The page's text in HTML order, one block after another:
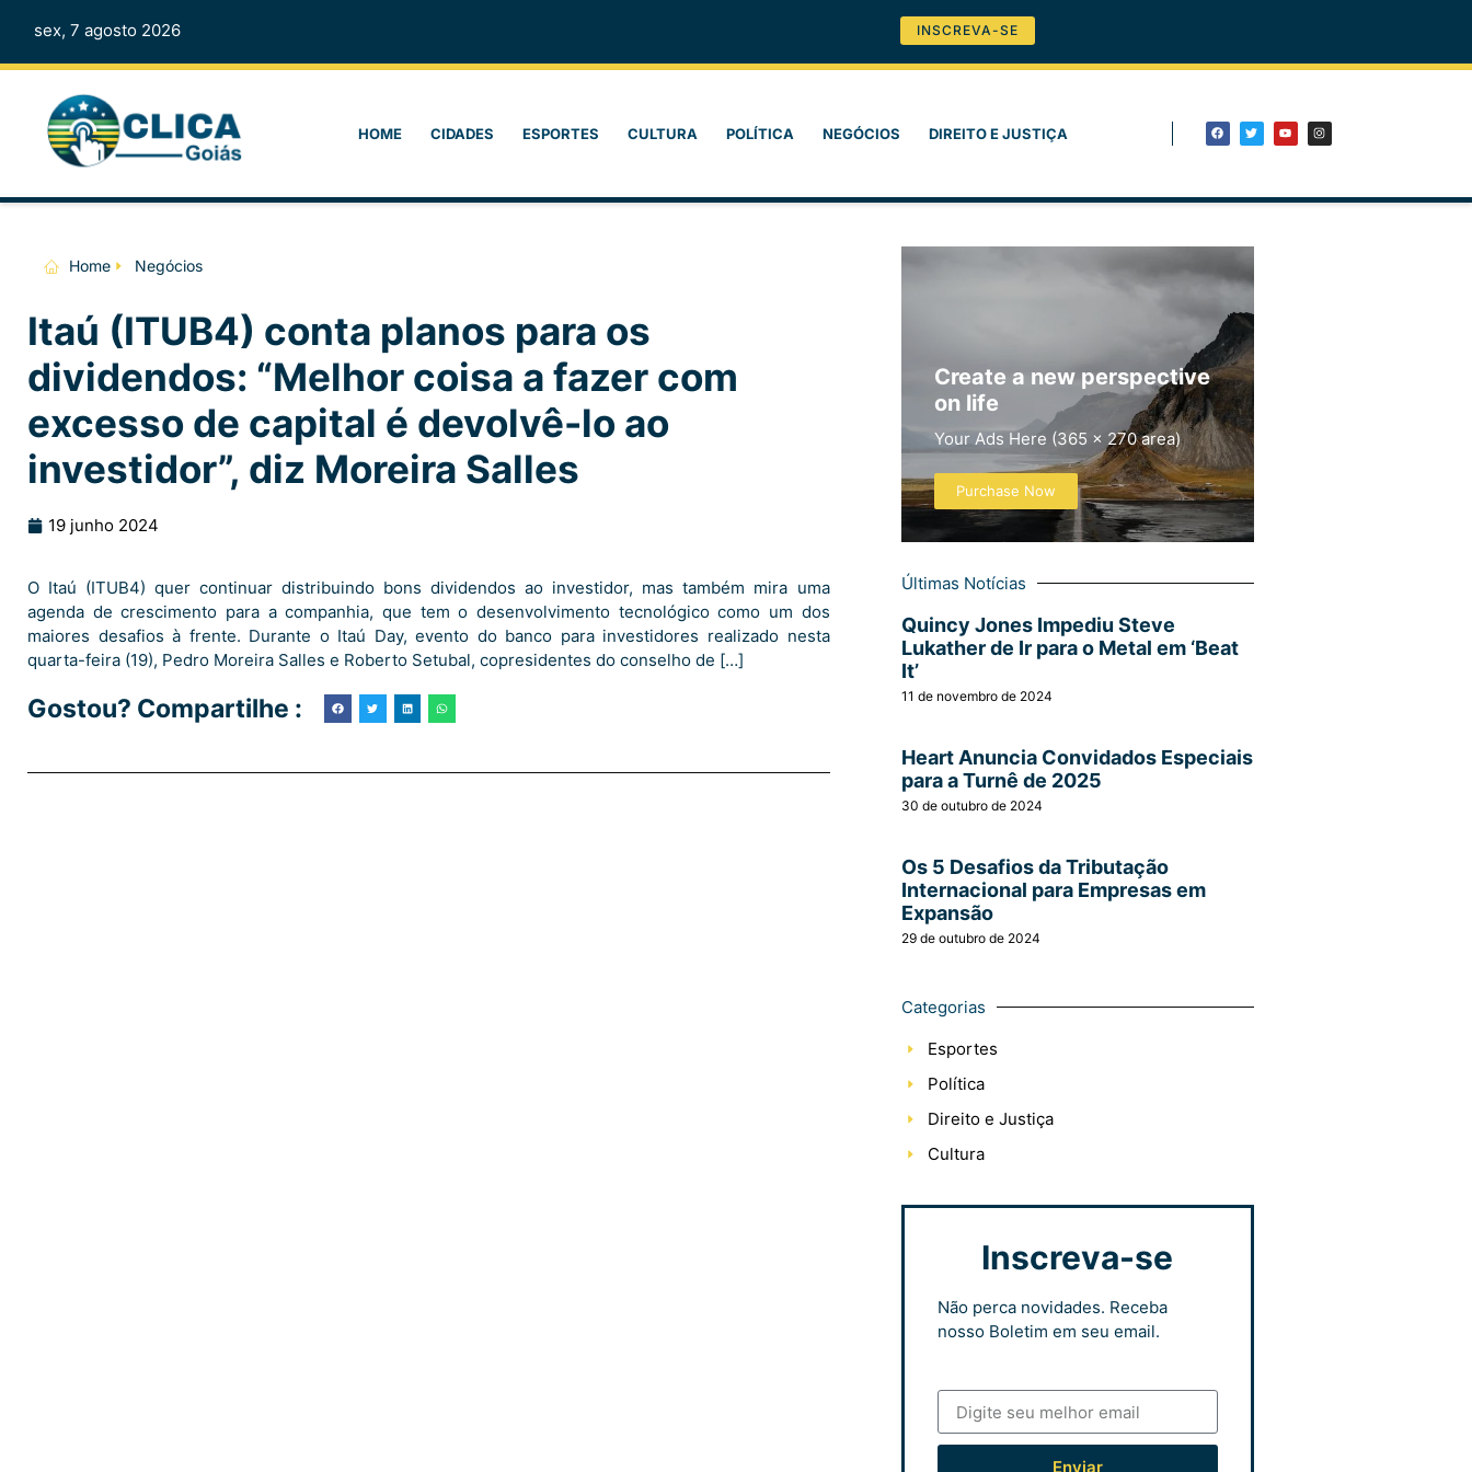
sex, 7 agosto 2026 INSCREVA-SE
HOME CIDADES ESPORTES CULTURA POLÍTICA NEGÓCIOS DIREITO E JUSTIÇA
Home Negócios
Itaú (ITUB4) conta planos para os
dividendos: “Melhor coisa a fazer com
excesso de capital é devolvê-lo ao
investidor”, diz Moreira Salles
19 junho 2024
O Itaú (ITUB4) quer continuar distribuindo bons dividendos ao investidor, mas também mira uma
agenda de crescimento para a companhia, que tem o desenvolvimento tecnológico como um dos
maiores desafios à frente. Durante o Itaú Day, evento do banco para investidores realizado nesta
quarta-feira (19), Pedro Moreira Salles e Roberto Setubal, copresidentes do conselho de […]
Gostou? Compartilhe :
Create a new perspective
on life
Your Ads Here (365 x 270 area)
Purchase Now
Últimas Notícias
Quincy Jones Impediu Steve
Lukather de Ir para o Metal em ‘Beat
It’
11 de novembro de 2024
Heart Anuncia Convidados Especiais
para a Turnê de 2025
30 de outubro de 2024
Os 5 Desafios da Tributação
Internacional para Empresas em
Expansão
29 de outubro de 2024
Categorias
Esportes
Política
Direito e Justiça
Cultura
Inscreva-se
Não perca novidades. Receba
nosso Boletim em seu email.
Enviar